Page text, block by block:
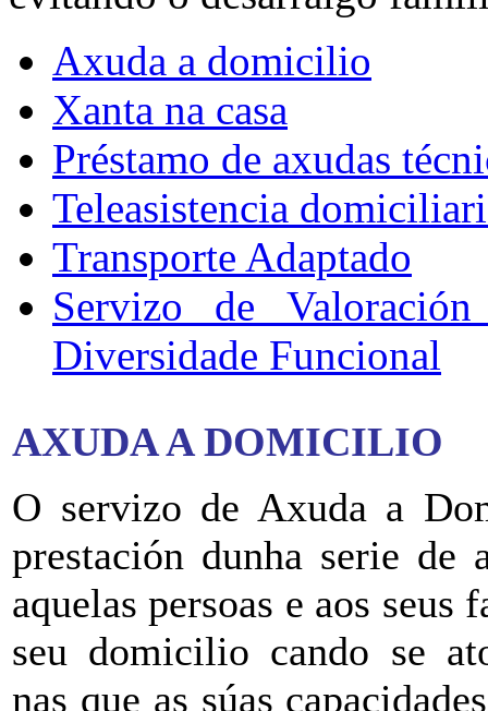
Axuda a domicilio
Xanta na casa
Préstamo de axudas
Teleasistencia
Transporte Adaptado
Servizo de
Diversidade Funcional
AXUDA A DOMICILIO
O servizo de Axuda a
prestación dunha serie de
aquelas persoas e aos seus
seu domicilio cando se
nas que as súas